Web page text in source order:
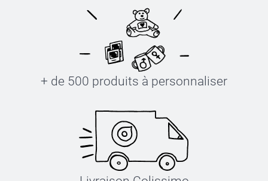
+ de 500 produits à personnaliser